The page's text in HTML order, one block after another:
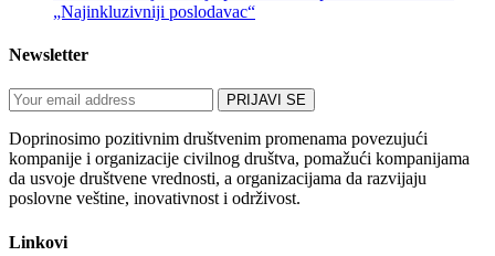
„Najinkluzivniji poslodavac“
Newsletter
Doprinosimo pozitivnim društvenim promenama povezujući
kompanije i organizacije civilnog društva, pomažući kompanijama
da usvoje društvene vrednosti, a organizacijama da razvijaju
poslovne veštine, inovativnost i održivost.
Linkovi